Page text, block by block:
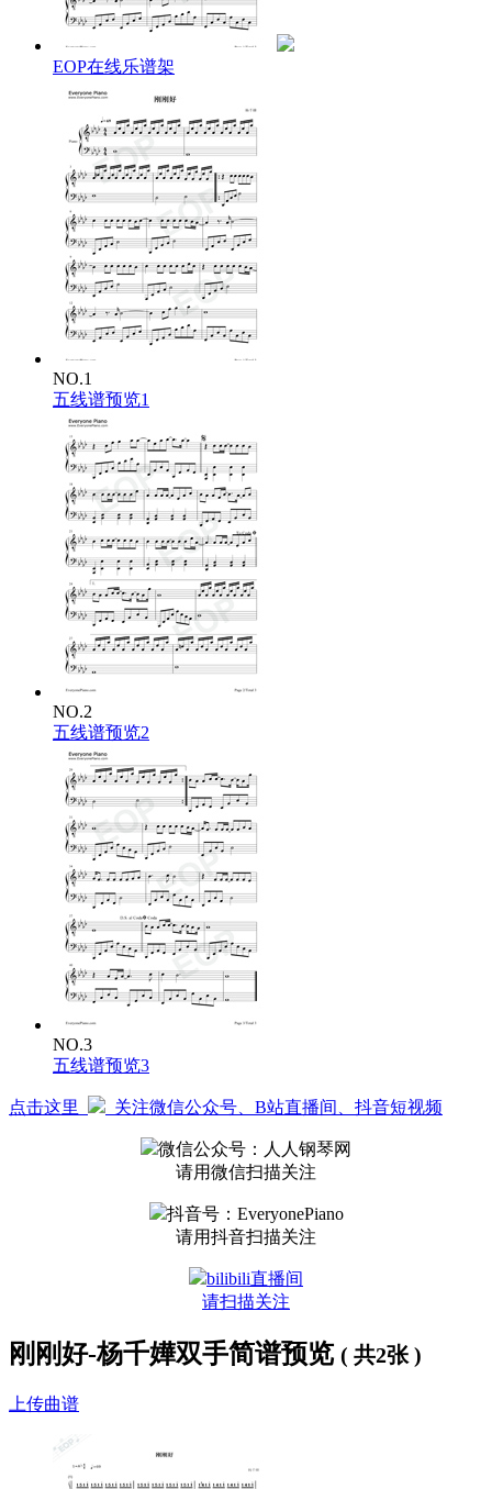
各有各也会拥抱
过去以为世间竟有最幸福 最好
刚好彼此得不到
你我以前最稀罕那角色毕竟
可追忆的不太少
肯伤心的不太多
不温不火的牵挂 也好
只讲专心工作好
但别累坏易感冒
不加不减的亲切 更好
何况在当日
何况在当日
宏愿是你我能过得 美好
好不好给天数数
各有各也会拥抱
过去以为世间竟有最幸福 最好
刚好彼此得不到
各有各要跳的舞
你我以前最稀罕那角色毕竟
刚巧当天偏差太大
幸运是未好到变坏
为何怀疑尚有点 想抱
只得一点不算数
好不好给天数数
美满满了惹苦恼
过去太陶醉于比较与谁好 最好
永远有永远枯燥
各有各忙最初想要过的一生
我们已 刚刚好
EOP在线乐谱架
NO.1
五线谱预览1
NO.2
五线谱预览2
NO.3
五线谱预览3
点击这里 关注微信公众号、B站直播间、抖音短视频
微信公众号：人人钢琴网
请用微信扫描关注
抖音号：EveryonePiano
请用抖音扫描关注
bilibili直播间
请扫描关注
刚刚好-杨千嬅双手简谱预览 ( 共2张 )
上传曲谱